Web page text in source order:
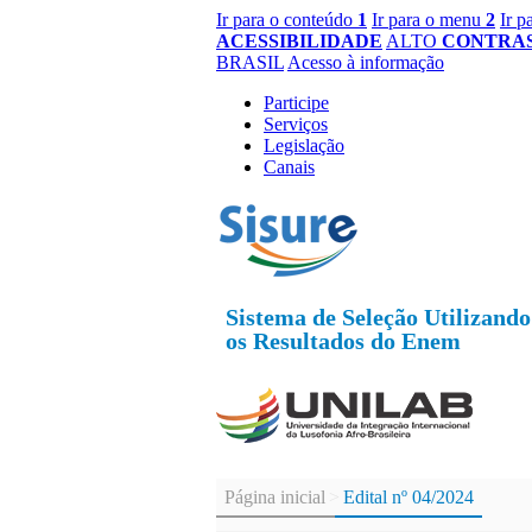
Ir para o conteúdo 1 Ir para o menu 2 Ir
ACESSIBILIDADE ALTO
BRASIL Acesso à informação
Participe
Serviços
Legislação
Canais
Sistema de Seleção Utilizando
os Resultados do Enem
Página inicial Edital nº 04/2024